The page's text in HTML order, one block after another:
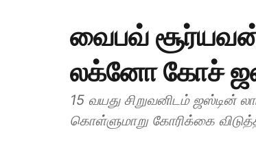
வைபவ்
லக்னோ கோச்
15 வயது சிறுவனிடம் ஜஸ்டின்
கொள்ளுமாறு கோரிக்கை